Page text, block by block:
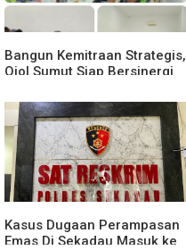
Bangun Kemitraan Strategis,
Ojol Sumut Siap Bersinergi
yang Tertib dan Kondusif
Kasus Dugaan Perampasan
Emas Di Sekadau Masuk ke